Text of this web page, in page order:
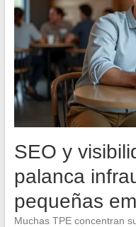
SEO y
palanca
pequeñas
Muchas TPE concentran